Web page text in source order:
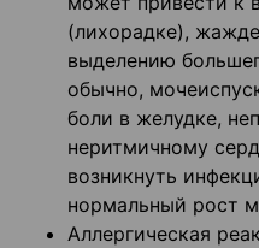
(лихорадке),
выделению
обычно,
боли в желудке,
неритмичному
возникнуть
нормальный рост
Аллергическая